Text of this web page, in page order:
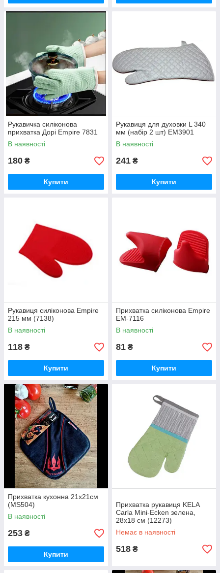
Рукавичка силіконова
прихватка Дорі Empire 7831
В наявності
180 ₴
Купити
Рукавиця для духовки L 340
мм (набір 2 шт) EM3901
В наявності
241 ₴
Купити
Рукавиця силіконова Empire
215 мм (7138)
В наявності
118 ₴
Купити
Прихватка силіконова Empire
EM-7116
В наявності
81 ₴
Купити
Прихватка кухонна 21х21см
(MS504)
В наявності
253 ₴
Купити
Прихватка рукавиця KELA
Carla Mini-Ecken зелена,
28х18 см (12273)
Немає в наявності
518 ₴